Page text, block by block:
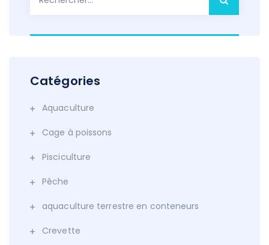
Catégories
Aquaculture
Cage à poissons
Pisciculture
Pêche
aquaculture terrestre en conteneurs
Crevette